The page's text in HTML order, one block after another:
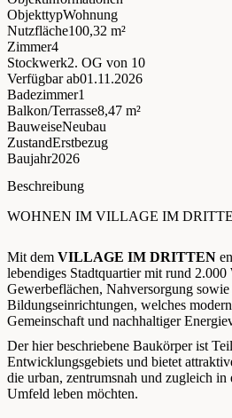
ObjekttypWohnung
Nutzfläche100,32 m²
Zimmer4
Stockwerk2. OG von 10
Verfügbar ab01.11.2026
Badezimmer1
Balkon/Terrasse8,47 m²
BauweiseNeubau
ZustandErstbezug
Baujahr2026
Beschreibung
WOHNEN IM VILLAGE IM
Mit dem VILLAGE IM DRITTEN
lebendiges Stadtquartier mit rund
Gewerbeflächen, Nahversorgung
Bildungseinrichtungen, welches
Gemeinschaft und nachhaltiger
Der hier beschriebene Baukörper ist
Entwicklungsgebiets und bietet
die urban, zentrumsnah und zugleich
Umfeld leben möchten.